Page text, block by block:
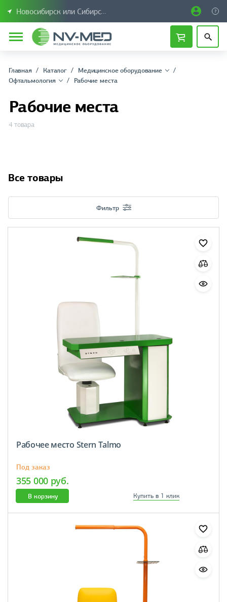
Новосибирск или Сибирский федеральный округ
Главная Каталог
Медицинское оборудование
Офтальмология
Рабочие места
Рабочие места
4 товара
Все товары
Фильтр
Рабочее место Stern Talmo
Под заказ
355 000 руб.
В корзину Купить в 1 клик